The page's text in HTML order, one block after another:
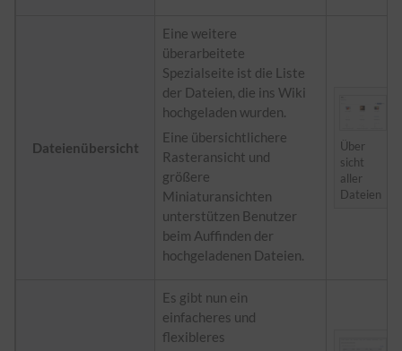
Dateienübersicht
Eine weitere
überarbeitete
Spezialseite ist die Liste
der Dateien, die ins Wiki
hochgeladen wurden.
Eine übersichtlichere
Rasteransicht und
größere
Miniaturansichten
unterstützen Benutzer
beim Auffinden der
hochgeladenen Dateien.
Über
sicht
aller
Dateien
Es gibt nun ein
einfacheres und
flexibleres